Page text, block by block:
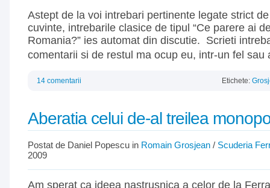
Astept de la voi intrebari pertinente legate strict
cuvinte, intrebarile clasice de tipul “Ce parere ai
Romania?” ies automat din discutie. Scrieti
comentarii si de restul ma ocup eu, intr-un fel sau
14 comentarii Etichete:
Aberatia celui de-al treilea
Postat de Daniel Popescu in Romain Grosjean / Scuderia
2009
Am sperat ca ideea nastrusnica a celor de la